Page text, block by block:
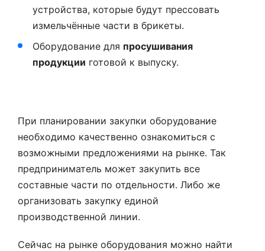
устройства, которые будут прессовать
измельчённые части в брикеты.
Оборудование для просушивания
продукции готовой к выпуску.
При планировании закупки оборудование
необходимо качественно ознакомиться с
возможными предложениями на рынке. Так
предприниматель может закупить все
составные части по отдельности. Либо же
организовать закупку единой
производственной линии.
Сейчас на рынке оборудования можно найти